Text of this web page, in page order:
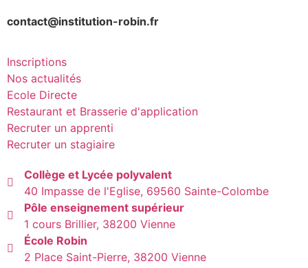
contact@institution-robin.fr
Inscriptions
Nos actualités
Ecole Directe
Restaurant et Brasserie d'application
Recruter un apprenti
Recruter un stagiaire
Collège et Lycée polyvalent
40 Impasse de l'Eglise, 69560 Sainte-Colombe
Pôle enseignement supérieur
1 cours Brillier, 38200 Vienne
École Robin
2 Place Saint-Pierre, 38200 Vienne